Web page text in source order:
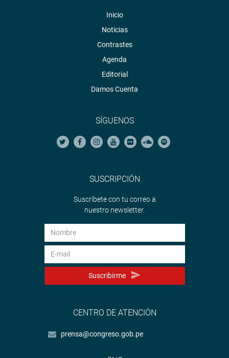
Inicio
Noticias
Contrastes
Agenda
Editorial
Damos Cuenta
SÍGUENOS
SUSCRIPCIÓN
Suscríbete con tu correo a
nuestro newsletter.
Suscribirme
CENTRO DE ATENCIÓN
prensa@congreso.gob.pe